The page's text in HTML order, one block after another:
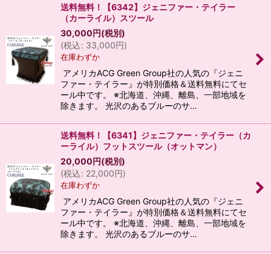
送料無料！【6342】ジェニファー・テイラー
（カーライル）スツール
30,000円(税別)
(税込: 33,000円)
在庫わずか
アメリカACG Green Group社の人気の『ジェニ
ファー・テイラー』が特別価格＆送料無料にてセ
ール中です。 ※北海道、沖縄、離島、一部地域を
除きます。 光沢のあるブルーのサ…
送料無料！【6341】ジェニファー・テイラー（カ
ーライル）フットスツール（オットマン）
20,000円(税別)
(税込: 22,000円)
在庫わずか
アメリカACG Green Group社の人気の『ジェニ
ファー・テイラー』が特別価格＆送料無料にてセ
ール中です。 ※北海道、沖縄、離島、一部地域を
除きます。 光沢のあるブルーのサ…